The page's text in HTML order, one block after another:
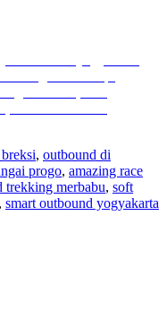
, outbound di
progo, amazing race
trekking merbabu, soft
, smart outbound yogyakarta